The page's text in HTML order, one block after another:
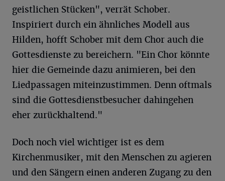
geistlichen Stücken", verrät Schober.
Inspiriert durch ein ähnliches Modell aus
Hilden, hofft Schober mit dem Chor auch die
Gottesdienste zu bereichern. "Ein Chor könnte
hier die Gemeinde dazu animieren, bei den
Liedpassagen miteinzustimmen. Denn oftmals
sind die Gottesdienstbesucher dahingehen
eher zurückhaltend."
Doch noch viel wichtiger ist es dem
Kirchenmusiker, mit den Menschen zu agieren
und den Sängern einen anderen Zugang zu den